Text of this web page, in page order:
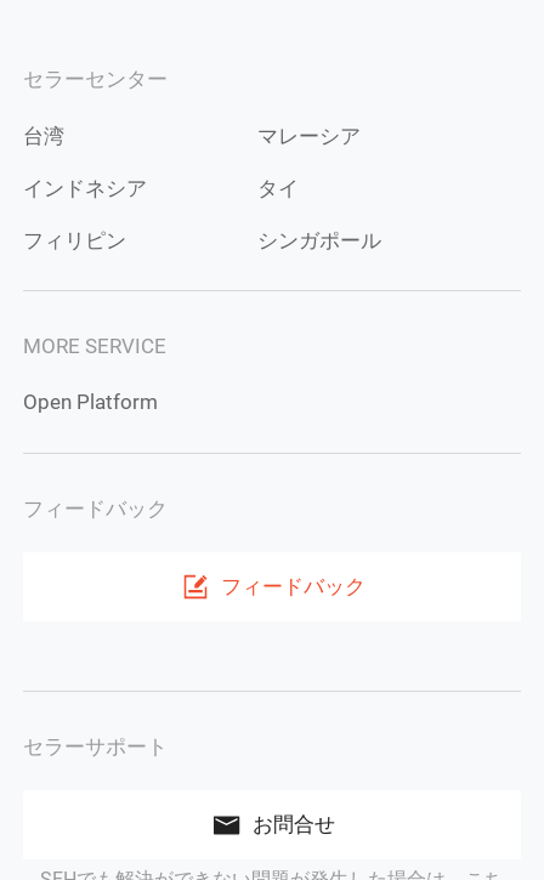
セラーセンター
台湾 マレーシア
インドネシア タイ
フィリピン シンガポール
MORE SERVICE
Open Platform
フィードバック
フィードバック
セラーサポート
お問合せ